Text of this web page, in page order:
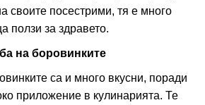
своите посестрими, тя е много
ползи за здравето.
на боровинките
са и много вкусни, поради
приложение в кулинарията. Те